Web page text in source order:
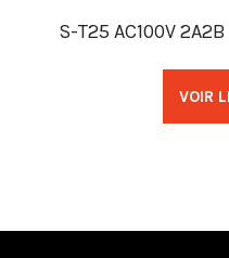
S-T25 AC100V
VOIR